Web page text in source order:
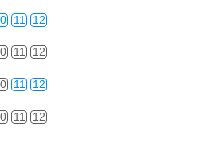
11 12
11 12
11 12
11 12